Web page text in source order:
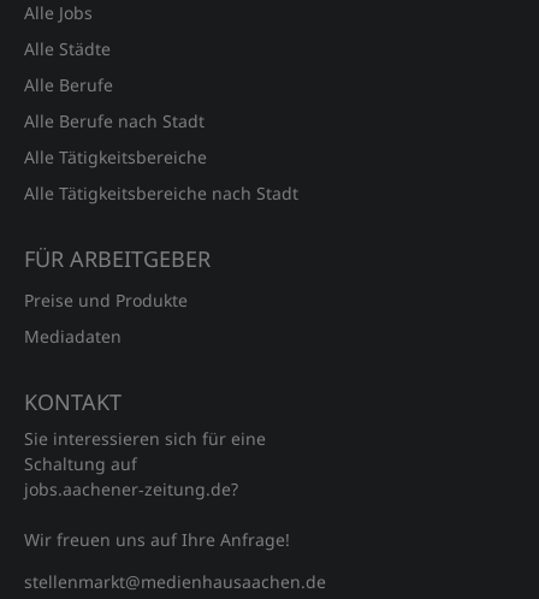
Alle Jobs
Alle Städte
Alle Berufe
Alle Berufe nach Stadt
Alle Tätigkeitsbereiche
Alle Tätigkeitsbereiche nach Stadt
FÜR ARBEITGEBER
Preise und Produkte
Mediadaten
KONTAKT
Sie interessieren sich für eine
Schaltung auf
jobs.aachener‑zeitung.de?
Wir freuen uns auf Ihre Anfrage!
stellenmarkt@medienhausaachen.de